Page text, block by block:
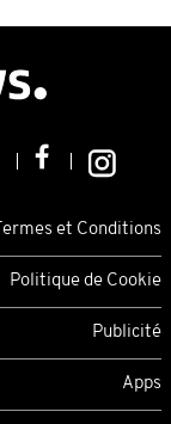
Termes et Conditions
Politique de Cookie
Publicité
Apps